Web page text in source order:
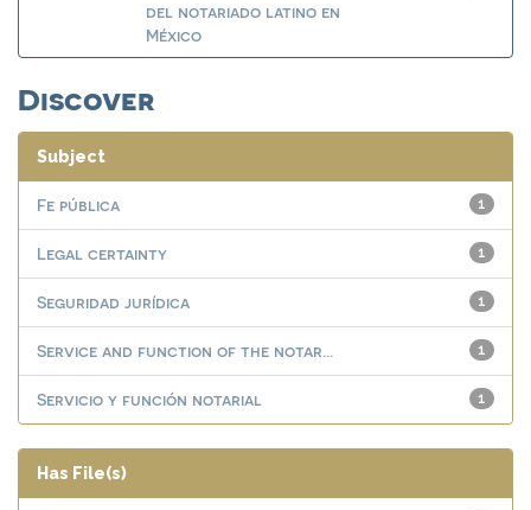
del notariado latino en
México
Discover
Subject
1
Fe pública
1
Legal certainty
1
Seguridad jurídica
1
Service and function of the notar...
1
Servicio y función notarial
Has File(s)